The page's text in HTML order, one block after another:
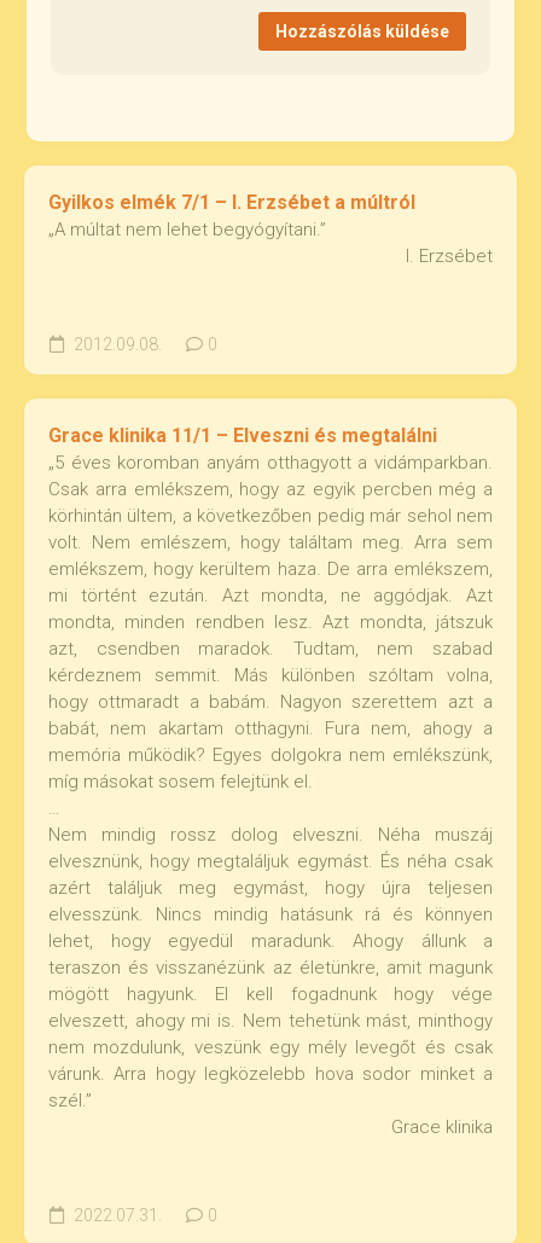
Gyilkos elmék 7/1 – I. Erzsébet a múltról
„A múltat nem lehet begyógyítani.”
I. Erzsébet
2012.09.08. 0
Grace klinika 11/1 – Elveszni és megtalálni
„5 éves koromban anyám otthagyott a vidámparkban.
Csak arra emlékszem, hogy az egyik percben még a
körhintán ültem, a következőben pedig már sehol nem
volt. Nem emlészem, hogy találtam meg. Arra sem
emlékszem, hogy kerültem haza. De arra emlékszem,
mi történt ezután. Azt mondta, ne aggódjak. Azt
mondta, minden rendben lesz. Azt mondta, játszuk
azt, csendben maradok. Tudtam, nem szabad
kérdeznem semmit. Más különben szóltam volna,
hogy ottmaradt a babám. Nagyon szerettem azt a
babát, nem akartam otthagyni. Fura nem, ahogy a
memória működik? Egyes dolgokra nem emlékszünk,
míg másokat sosem felejtünk el.
…
Nem mindig rossz dolog elveszni. Néha muszáj
elvesznünk, hogy megtaláljuk egymást. És néha csak
azért találjuk meg egymást, hogy újra teljesen
elvesszünk. Nincs mindig hatásunk rá és könnyen
lehet, hogy egyedül maradunk. Ahogy állunk a
teraszon és visszanézünk az életünkre, amit magunk
mögött hagyunk. El kell fogadnunk hogy vége
elveszett, ahogy mi is. Nem tehetünk mást, minthogy
nem mozdulunk, veszünk egy mély levegőt és csak
várunk. Arra hogy legközelebb hova sodor minket a
szél.”
Grace klinika
2022.07.31. 0